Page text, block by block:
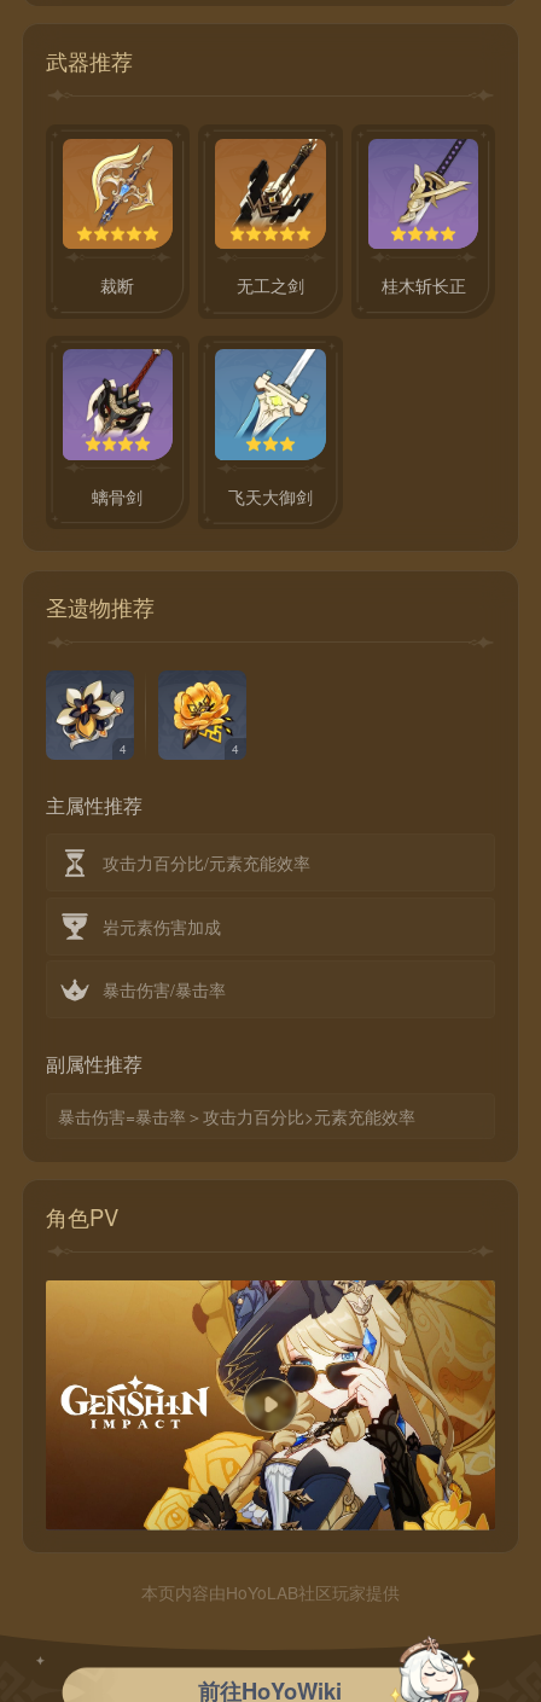
武器推荐
裁断 无工之剑 桂木斩长正
螭骨剑 飞天大御剑
圣遗物推荐
4 4
主属性推荐
攻击力百分比/元素充能效率
岩元素伤害加成
暴击伤害/暴击率
副属性推荐
暴击伤害=暴击率＞攻击力百分比>元素充能效率
角色PV
本页内容由HoYoLAB社区玩家提供
前往HoYoWiki